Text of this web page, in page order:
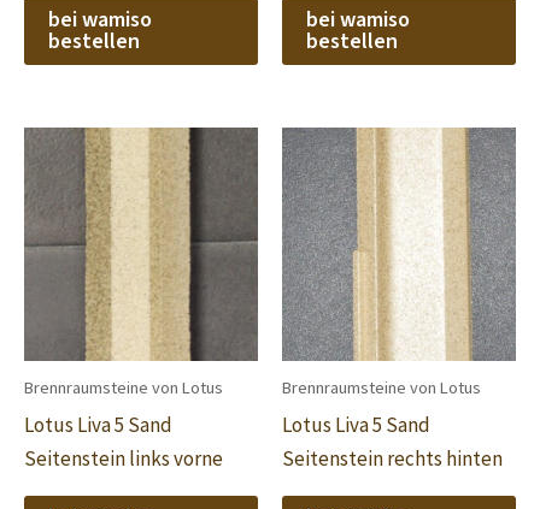
bei wamiso
bestellen
bei wamiso
bestellen
Brennraumsteine von Lotus
Lotus Liva 5 Sand
Seitenstein links vorne
Brennraumsteine von Lotus
Lotus Liva 5 Sand
Seitenstein rechts hinten